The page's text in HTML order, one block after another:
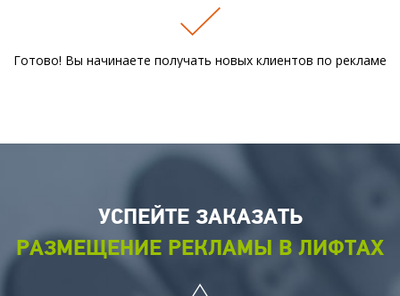
Готово! Вы начинаете получать новых клиентов по рекламе
УСПЕЙТЕ ЗАКАЗАТЬ
РАЗМЕЩЕНИЕ РЕКЛАМЫ В ЛИФТАХ